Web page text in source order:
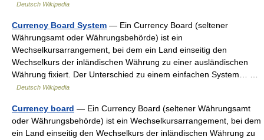
Deutsch Wikipedia
Currency Board System — Ein Currency Board (seltener
Währungsamt oder Währungsbehörde) ist ein
Wechselkursarrangement, bei dem ein Land einseitig den
Wechselkurs der inländischen Währung zu einer ausländischen
Währung fixiert. Der Unterschied zu einem einfachen System… …
Deutsch Wikipedia
Currency board — Ein Currency Board (seltener Währungsamt
oder Währungsbehörde) ist ein Wechselkursarrangement, bei dem
ein Land einseitig den Wechselkurs der inländischen Währung zu